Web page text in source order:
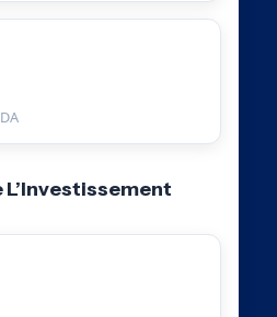
L’Investissement